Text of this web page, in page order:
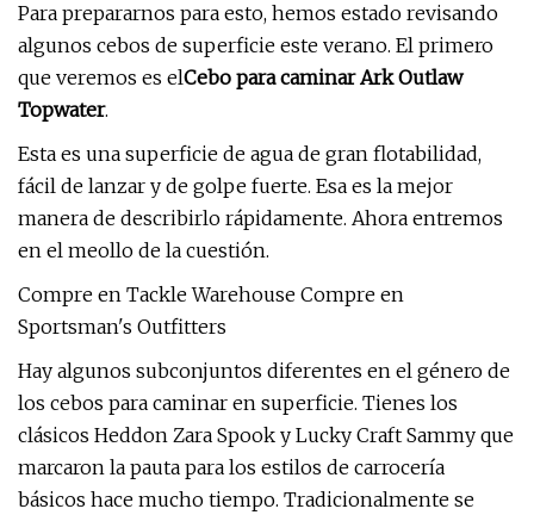
Para prepararnos para esto, hemos estado revisando
algunos cebos de superficie este verano. El primero
que veremos es elCebo para caminar Ark Outlaw
Topwater.
Esta es una superficie de agua de gran flotabilidad,
fácil de lanzar y de golpe fuerte. Esa es la mejor
manera de describirlo rápidamente. Ahora entremos
en el meollo de la cuestión.
Compre en Tackle Warehouse Compre en
Sportsman's Outfitters
Hay algunos subconjuntos diferentes en el género de
los cebos para caminar en superficie. Tienes los
clásicos Heddon Zara Spook y Lucky Craft Sammy que
marcaron la pauta para los estilos de carrocería
básicos hace mucho tiempo. Tradicionalmente se